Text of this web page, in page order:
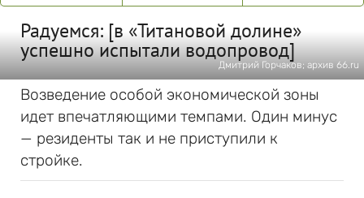
Радуемся: [в «Титановой долине»
успешно испытали водопровод]
Дмитрий Горчаков; архив 66.ru
Возведение особой экономической зоны
идет впечатляющими темпами. Один минус
— резиденты так и не приступили к
стройке.